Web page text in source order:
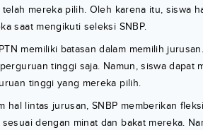
telah mereka pilih. Oleh karena itu, siswa
saat mengikuti seleksi SNBP.
memiliki batasan dalam memilih
tinggi saja. Namun, siswa
tinggi yang mereka pilih.
hal lintas jurusan, SNBP memberikan
dengan minat dan bakat mereka.